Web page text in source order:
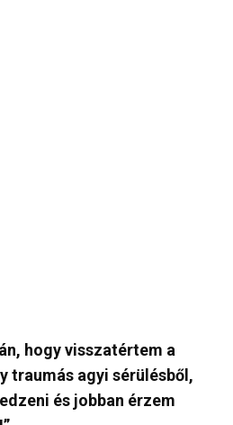
hogy visszatértem a
traumás agyi sérülésből,
és jobban érzem